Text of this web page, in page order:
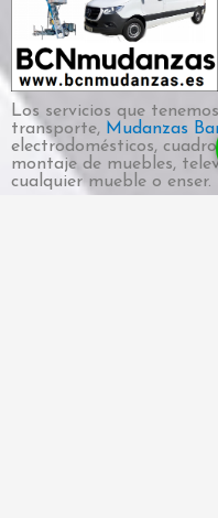
Los servicios que
transporte, Mudanzas
electrodomésticos,
montaje de muebles,
cualquier mueble o enser.